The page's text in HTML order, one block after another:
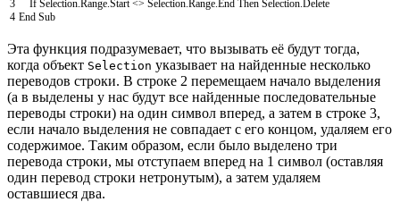
3
4
If Selection.Range.Start <> Selection.Range.End Then Selection.Delete
End Sub
Эта функция подразумевает, что вызывать её будут тогда,
когда объект Selection указывает на найденные несколько
переводов строки. В строке 2 перемещаем начало выделения
(а в выделены у нас будут все найденные последовательные
переводы строки) на один символ вперед, а затем в строке 3,
если начало выделения не совпадает с его концом, удаляем его
содержимое. Таким образом, если было выделено три
перевода строки, мы отступаем вперед на 1 символ (оставляя
один перевод строки нетронутым), а затем удаляем
оставшиеся два.